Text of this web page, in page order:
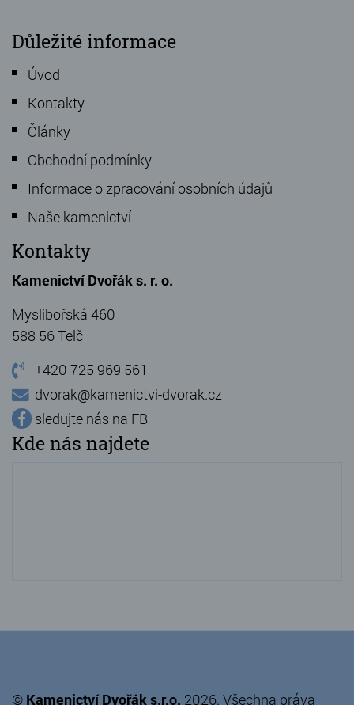
Důležité informace
Úvod
Kontakty
Články
Obchodní podmínky
Informace o zpracování osobních údajů
Naše kamenictví
Kontakty
Kamenictví Dvořák s. r. o.
Myslibořská 460
588 56 Telč
+420 725 969 561
dvorak@kamenictvi-dvorak.cz
sledujte nás na FB
Kde nás najdete
© Kamenictví Dvořák s.r.o. 2026. Všechna práva